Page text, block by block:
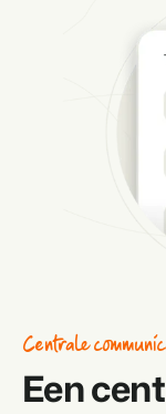
Centrale
Een